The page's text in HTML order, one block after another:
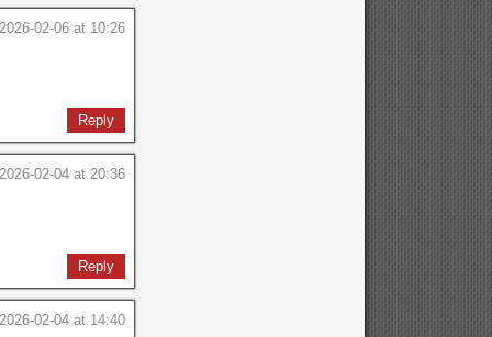
2026-02-06 at 10:26
Reply
2026-02-04 at 20:36
Reply
2026-02-04 at 14:40